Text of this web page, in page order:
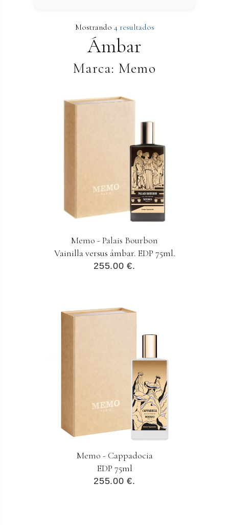
Mostrando 4 resultados
Ámbar
Marca: Memo
Memo - Palais Bourbon
Vainilla versus ámbar. EDP 75ml.
255.00 €.
Memo - Cappadocia
EDP 75ml
255.00 €.